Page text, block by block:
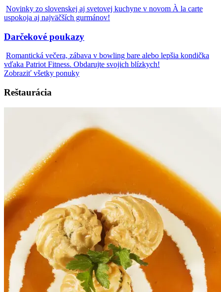
Novinky zo slovenskej aj svetovej kuchyne v novom À la carte
uspokoja aj najväčších gurmánov!
Darčekové poukazy
Romantická večera, zábava v bowling bare alebo lepšia kondička
vďaka Patriot Fitness. Obdarujte svojich blízkych!
Zobraziť všetky ponuky
Reštaurácia